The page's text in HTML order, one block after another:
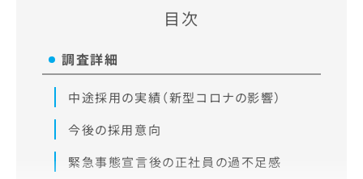
目次
調査詳細
中途採用の実績（新型コロナの影響）
今後の採用意向
緊急事態宣言後の正社員の過不足感